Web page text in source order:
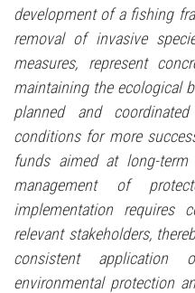
development of a fishing
removal of invasive
measures, represent
maintaining the ecological
planned and
conditions for more
funds aimed at long-term
management of
implementation requires
relevant stakeholders,
consistent application
environmental protection